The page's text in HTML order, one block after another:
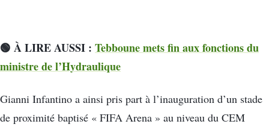
🟢 À LIRE AUSSI : Tebboune mets fin aux fonctions du
ministre de l’Hydraulique
Gianni Infantino a ainsi pris part à l’inauguration d’un stade
de proximité baptisé « FIFA Arena » au niveau du CEM